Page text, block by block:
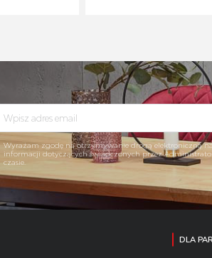
Wyrażam zgodę na otrzymywanie drogą elektroniczną
informacji dotyczących świadczonych przez
czasie.
DLA